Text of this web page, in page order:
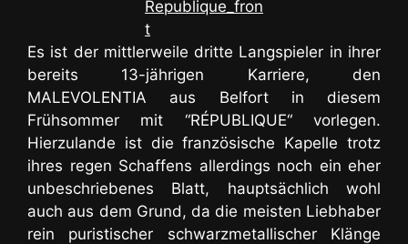
Es ist der mittlerweile dritte Langspieler in ihrer
bereits 13-jährigen Karriere, den
MALEVOLENTIA aus Belfort in diesem
Frühsommer mit “RÉPUBLIQUE“ vorlegen.
Hierzulande ist die französische Kapelle trotz
ihres regen Schaffens allerdings noch ein eher
unbeschriebenes Blatt, hauptsächlich wohl
auch aus dem Grund, da die meisten Liebhaber
rein puristischer schwarzmetallischer Klänge